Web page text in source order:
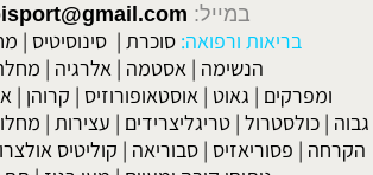
במייל:
בריאות ורפואה: סוכרת | סינוסיטיס |
הנשימה | אסטמה | אלרגיה |
ומפרקים | גאוט | אוסטאופורוזיס | קרוהן |
גבוה |כולסטרול |טריגליצרידים | עצירות |
הקרחה | פסוריאזיס |סבוריאה | קוליטיס